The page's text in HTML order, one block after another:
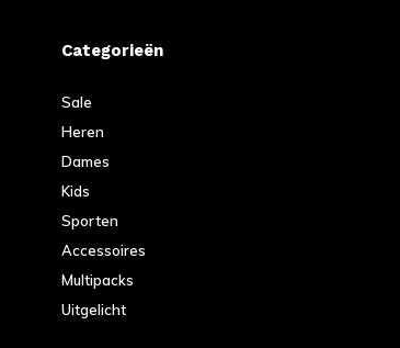
Categorieën
Sale
Heren
Dames
Kids
Sporten
Accessoires
Multipacks
Uitgelicht